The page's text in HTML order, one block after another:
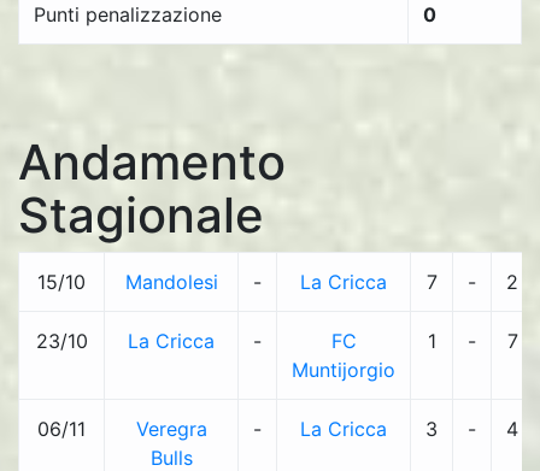
Punti penalizzazione 0
Andamento
Stagionale
15/10 Mandolesi - La Cricca 7 - 2
23/10 La Cricca -
FC
Muntijorgio
1 - 7
06/11
Veregra
Bulls
- La Cricca 3 - 4